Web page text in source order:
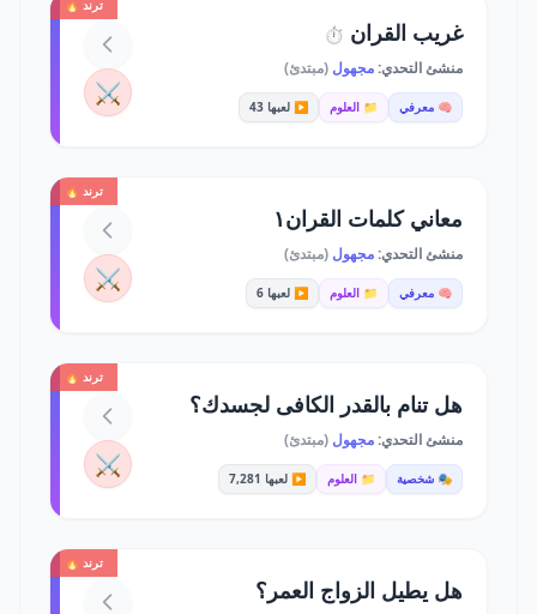
ترند 🔥
غريب القران ⏱️
منشئ التحدي:مجهول (مبتدئ)
🧠 معرفي 📁 العلوم ▶️ لعبها 43 ⚔️
ترند 🔥
معاني كلمات القران١
منشئ التحدي:مجهول (مبتدئ)
🧠 معرفي 📁 العلوم ▶️ لعبها 6 ⚔️
ترند 🔥
هل تنام بالقدر الكافى لجسدك؟
منشئ التحدي:مجهول (مبتدئ)
🎭 شخصية 📁 العلوم ▶️ لعبها 7,281 ⚔️
ترند 🔥
هل يطيل الزواج العمر؟